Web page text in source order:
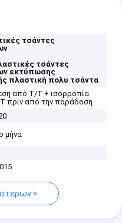
τσάντες
τσάντες
εκτύπωσης
πλαστική πολυ τσάντα
από T/T + ισορροπία
πριν από την παράδοση
μήνα